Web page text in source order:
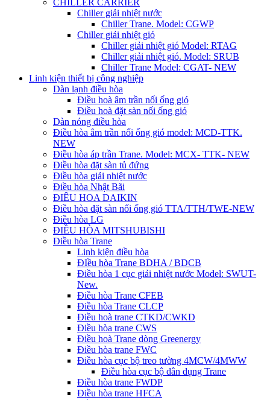
CHILLER CARRIER
Chiller giải nhiệt nước
Chiller Trane. Model: CGWP
Chiller giải nhiệt gió
Chiller giải nhiệt gió Model: RTAG
Chiller giải nhiệt gió. Model: SRUB
Chiller Trane Model: CGAT- NEW
Linh kiện thiết bị công nghiệp
Dàn lạnh điều hòa
Điều hoà âm trần nối ống gió
Điều hoà đặt sàn nối ống gió
Dàn nóng điều hòa
Điều hòa âm trần nối ống gió model: MCD-TTK.
NEW
Điều hòa áp trần Trane. Model: MCX- TTK- NEW
Điều hòa đặt sàn tủ đứng
Điều hòa giải nhiệt nước
Điều hòa Nhật Bãi
ĐIÊU HOA DAIKIN
Điều hòa đặt sàn nối ống gió TTA/TTH/TWE-NEW
Điều hòa LG
ĐIỀU HÒA MITSHUBISHI
Điều hòa Trane
Linh kiện điều hòa
ĐIều hòa Trane BDHA / BDCB
Điều hòa 1 cục giải nhiệt nước Model: SWUT-
New.
Điều hòa Trane CFEB
Điều hòa Trane CLCP
Điều hoà trane CTKD/CWKD
Điều hòa trane CWS
Điều hoà Trane dòng Greenergy
Điều hòa trane FWC
Điều hòa cục bộ treo tường 4MCW/4MWW
Điều hòa cục bộ dân dụng Trane
Điều hòa trane FWDP
Điều hòa trane HFCA